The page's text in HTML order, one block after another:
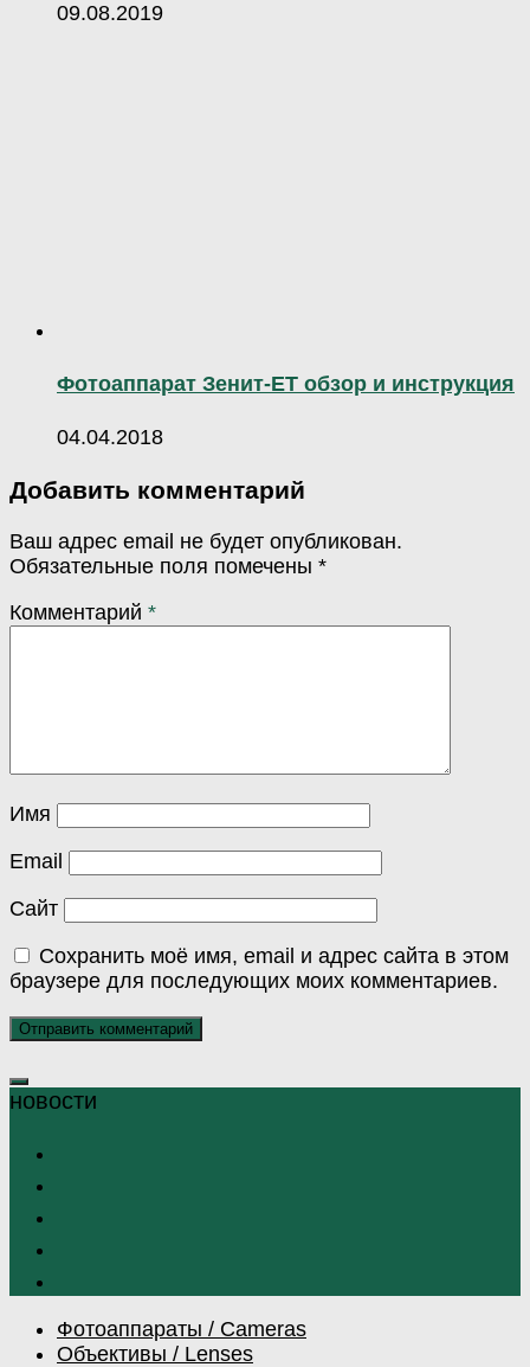
09.08.2019
Фотоаппарат Зенит-ЕТ обзор и инструкция
04.04.2018
Добавить комментарий
Ваш адрес email не будет опубликован.
Обязательные поля помечены *
Комментарий *
Имя
Email
Сайт
Сохранить моё имя, email и адрес сайта в этом
браузере для последующих моих комментариев.
Фотоаппараты / Cameras
Объективы / Lenses